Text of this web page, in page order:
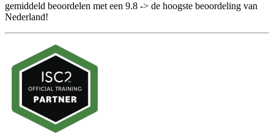
gemiddeld beoordelen met een 9.8 -> de hoogste beoordeling van
Nederland!